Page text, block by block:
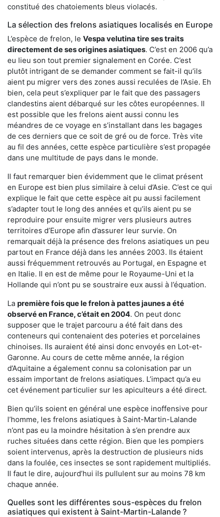
constitué des chatoiements bleus violacés.
La sélection des frelons asiatiques localisés en Europe
L’espèce de frelon, le Vespa velutina tire ses traits
directement de ses origines asiatiques. C’est en 2006 qu’a
eu lieu son tout premier signalement en Corée. C’est
plutôt intrigant de se demander comment se fait-il qu’ils
aient pu migrer vers des zones aussi reculées de l’Asie. Eh
bien, cela peut s’expliquer par le fait que des passagers
clandestins aient débarqué sur les côtes européennes. Il
est possible que les frelons aient aussi connu les
méandres de ce voyage en s’installant dans les bagages
de ces derniers que ce soit de gré ou de force. Très vite
au fil des années, cette espèce particulière s’est propagée
dans une multitude de pays dans le monde.
Il faut remarquer bien évidemment que le climat présent
en Europe est bien plus similaire à celui d’Asie. C’est ce qui
explique le fait que cette espèce ait pu aussi facilement
s’adapter tout le long des années et qu’ils aient pu se
reproduire pour ensuite migrer vers plusieurs autres
territoires d’Europe afin d’assurer leur survie. On
remarquait déjà la présence des frelons asiatiques un peu
partout en France déjà dans les années 2003. Ils étaient
aussi fréquemment retrouvés au Portugal, en Espagne et
en Italie. Il en est de même pour le Royaume-Uni et la
Hollande qui n’ont pu se soustraire eux aussi à l’équation.
La première fois que le frelon à pattes jaunes a été
observé en France, c’était en 2004. On peut donc
supposer que le trajet parcouru a été fait dans des
conteneurs qui contenaient des poteries et porcelaines
chinoises. Ils auraient été ainsi donc envoyés en Lot-et-
Garonne. Au cours de cette même année, la région
d’Aquitaine a également connu sa colonisation par un
essaim important de frelons asiatiques. L’impact qu’a eu
cet événement particulier sur les apiculteurs a été direct.
Bien qu’ils soient en général une espèce inoffensive pour
l’homme, les frelons asiatiques à Saint-Martin-Lalande
n’ont pas eu la moindre hésitation à s’en prendre aux
ruches situées dans cette région. Bien que les pompiers
soient intervenus, après la destruction de plusieurs nids
dans la foulée, ces insectes se sont rapidement multipliés.
Il faut le dire, aujourd’hui ils pullulent sur au moins 78 km
chaque année.
Quelles sont les différentes sous-espèces du frelon
asiatiques qui existent à Saint-Martin-Lalande ?